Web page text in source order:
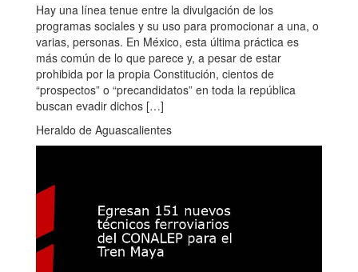
Hay una línea tenue entre la divulgación de los
programas sociales y su uso para promocionar a una, o
varias, personas. En México, esta última práctica es
más común de lo que parece y, a pesar de estar
prohibida por la propia Constitución, cientos de
“prospectos” o “precandidatos” en toda la república
buscan evadir dichos […]
Heraldo de Aguascalientes